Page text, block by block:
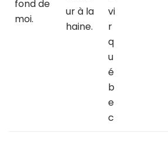
fond de
moi.
ur à la
haine.
vi
r
q
u
é
b
e
c